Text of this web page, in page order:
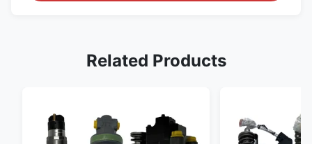
Related Products